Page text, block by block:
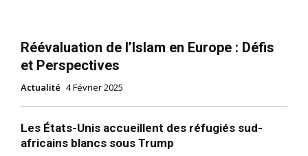
Réévaluation de l’Islam en Europe : Défis
et Perspectives
Actualité 4 Février 2025
Les États-Unis accueillent des réfugiés sud-
africains blancs sous Trump